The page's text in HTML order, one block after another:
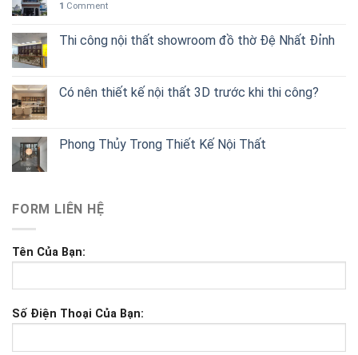
1 Comment
Thi công nội thất showroom đồ thờ Đệ Nhất Đỉnh
Có nên thiết kế nội thất 3D trước khi thi công?
Phong Thủy Trong Thiết Kế Nội Thất
FORM LIÊN HỆ
Tên Của Bạn:
Số Điện Thoại Của Bạn: